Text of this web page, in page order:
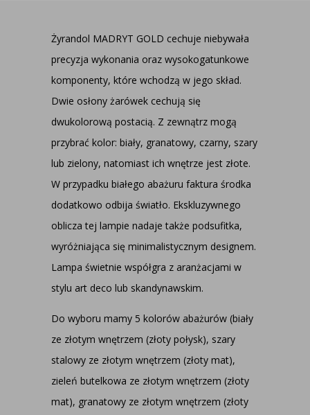
Żyrandol MADRYT GOLD cechuje niebywała
precyzja wykonania oraz wysokogatunkowe
komponenty, które wchodzą w jego skład.
Dwie osłony żarówek cechują się
dwukolorową postacią. Z zewnątrz mogą
przybrać kolor: biały, granatowy, czarny, szary
lub zielony, natomiast ich wnętrze jest złote.
W przypadku białego abażuru faktura środka
dodatkowo odbija światło. Ekskluzywnego
oblicza tej lampie nadaje także podsufitka,
wyróżniająca się minimalistycznym designem.
Lampa świetnie współgra z aranżacjami w
stylu art deco lub skandynawskim.
Do wyboru mamy 5 kolorów abażurów (biały
ze złotym wnętrzem (złoty połysk), szary
stalowy ze złotym wnętrzem (złoty mat),
zieleń butelkowa ze złotym wnętrzem (złoty
mat), granatowy ze złotym wnętrzem (złoty